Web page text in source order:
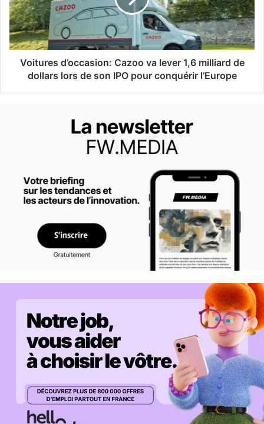
Voitures d’occasion: Cazoo va lever 1,6 milliard de
dollars lors de son IPO pour conquérir l’Europe